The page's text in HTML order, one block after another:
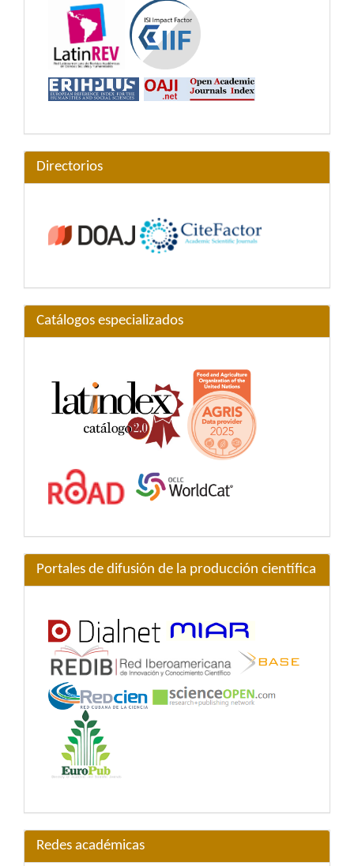
Directorios
Catálogos especializados
Portales de difusión de la producción científica
Redes académicas